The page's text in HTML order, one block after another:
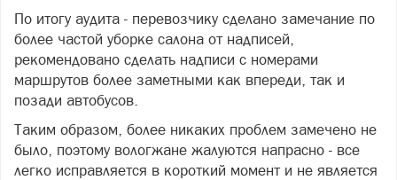
По итогу аудита - перевозчику сделано замечание по
более частой уборке салона от надписей,
рекомендовано сделать надписи с номерами
маршрутов более заметными как впереди, так и
позади автобусов.
Таким образом, более никаких проблем замечено не
было, поэтому вологжане жалуются напрасно - все
легко исправляется в короткий момент и не является